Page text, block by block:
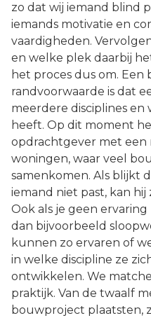
zo dat wij iemand blind
iemands motivatie en
vaardigheden.
en welke plek daarbij
het proces dus om. Een
randvoorwaarde is dat
meerdere disciplines
heeft. Op dit moment
opdrachtgever met een
woningen, waar veel
samenkomen. Als blijkt
iemand niet past, kan hij
Ook als je geen
dan bijvoorbeeld
kunnen zo ervaren of
in welke discipline ze
ontwikkelen. We
praktijk. Van de twaalf
bouwproject plaatsten,